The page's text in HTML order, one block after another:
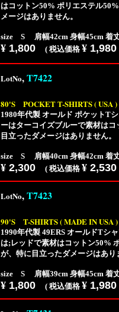
はコットン50% ポリエステル
メージはありません。
size S 肩幅42cm 身幅45cm 着
¥ 1,800 ( 税込価格 ¥ 1,980
LotNo,T7422
80'S POCKET T-SHIRTS ( USA )
1980年代製 オールド ポケット
ーはターコイズブルーで素材は
目立ったダメージはありません。
size S 肩幅40cm 身幅42cm 着
¥ 2,300 ( 税込価格 ¥ 2,530
LotNo,T7423
90'S T-SHIRTS ( MADE IN USA )
1990年代製 49ERS オールドT
は;レッドで素材はコットン50%
が、特に目立ったダメージはあり
size S 肩幅39cm 身幅45cm 着
¥ 1,800 ( 税込価格 ¥ 1,980